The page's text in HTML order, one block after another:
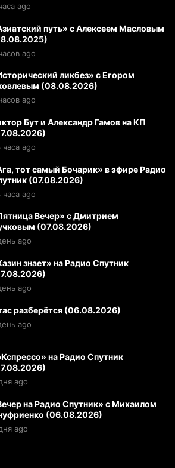
ago
путь» с Алексеем Масловым
ago
ликбез» с Егором
(08.08.2026)
ago
Бут и Александр Гамов на КП
часа ago
тот самый Бочарик» в эфире Радио
(07.08.2026)
часа ago
Вечер» с Дмитрием
(07.08.2026)
ago
знает» на Радио Спутник
ago
разберётся (06.08.2026)
ago
на Радио Спутник
ago
на Радио Спутник» с Михаилом
(06.08.2026)
ago